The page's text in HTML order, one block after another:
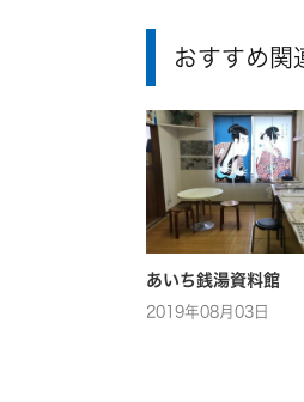
おすすめ関
あいち銭湯資料館
2019年08月03日